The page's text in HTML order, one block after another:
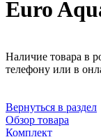
Euro
Наличие товара в
телефону или в
Вернуться в раздел
Обзор товара
Комплект